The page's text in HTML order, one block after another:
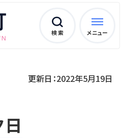
検 索 メニュー
更新日：2022年5月19日